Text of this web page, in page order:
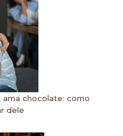
ama chocolate: como
dele